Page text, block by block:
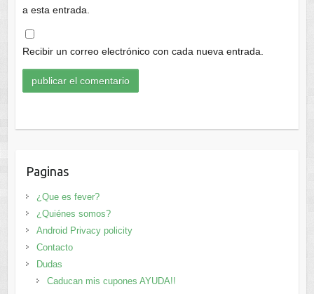
a esta entrada.
Recibir un correo electrónico con cada nueva entrada.
Paginas
¿Que es fever?
¿Quiénes somos?
Android Privacy policity
Contacto
Dudas
Caducan mis cupones AYUDA!!